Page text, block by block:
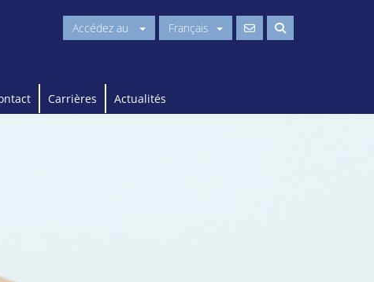
Accédez au Français
Carrières Actualités